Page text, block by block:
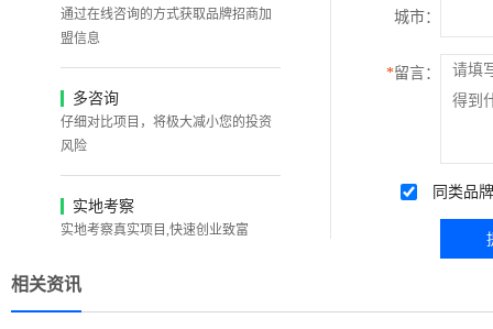
通过在线咨询的方式获取品牌招商加
盟信息
多咨询
仔细对比项目，将极大减小您的投资
风险
实地考察
实地考察真实项目,快速创业致富
城市：
*留言：
同类品
相关资讯